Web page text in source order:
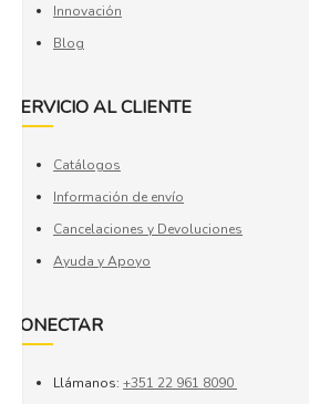
Innovación
Blog
SERVICIO AL CLIENTE
Catálogos
Información de envío
Cancelaciones y Devoluciones
Ayuda y Apoyo
CONECTAR
Llámanos: +351 22 961 8090